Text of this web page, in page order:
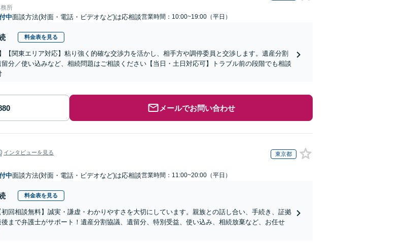
所
中面談方法(対面・電話・ビデオなど)は応相談営業時間：10:00~19:00（平日）
料金表を見る
【関東エリア対応】粘り強く的確な交渉力を活かし、相手方や調停委員と交渉します。遺産分割
分／使い込みなど、相続問題はご相談ください【当日・土日対応可】トラブル前の段階でも相談
メールでお問い合わせ
インタビューを見る 東京都
中面談方法(対面・電話・ビデオなど)は応相談営業時間：11:00~20:00（平日）
料金表を見る
初回相談無料】誠実・謙虚・わかりやすさを大切にしています。親族との話し合い、手続き、証拠
まで弁護士がサポート！遺産分割協議、遺留分、特別受益、使い込み、相続放棄など、お任せ